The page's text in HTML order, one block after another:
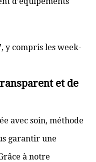
y compris les week-
et de
avec soin, méthode
garantir une
à notre